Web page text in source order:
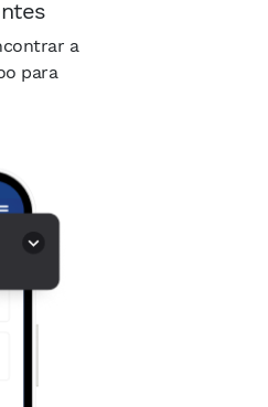
a
para